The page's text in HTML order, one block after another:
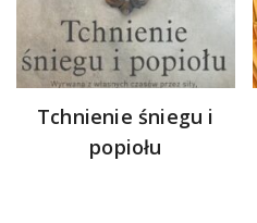
Tchnienie śniegu i
popiołu